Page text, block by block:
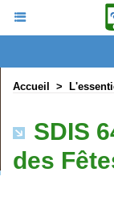
Accueil >
SDIS
des